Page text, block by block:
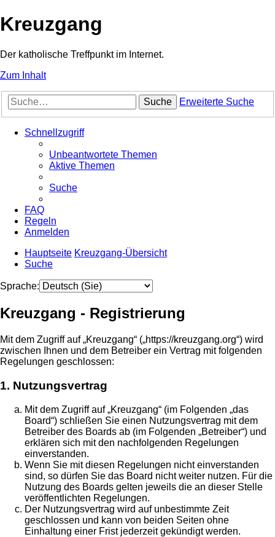
Kreuzgang
Der katholische Treffpunkt im Internet.
Zum Inhalt
Suche Erweiterte Suche
Schnellzugriff
Unbeantwortete Themen
Aktive Themen
Suche
FAQ
Regeln
Anmelden
Hauptseite Kreuzgang-Übersicht
Suche
Sprache:
Kreuzgang - Registrierung
Mit dem Zugriff auf „Kreuzgang“ („https://kreuzgang.org“) wird
zwischen Ihnen und dem Betreiber ein Vertrag mit folgenden
Regelungen geschlossen:
1. Nutzungsvertrag
Mit dem Zugriff auf „Kreuzgang“ (im Folgenden „das
Board“) schließen Sie einen Nutzungsvertrag mit dem
Betreiber des Boards ab (im Folgenden „Betreiber“) und
erklären sich mit den nachfolgenden Regelungen
einverstanden.
Wenn Sie mit diesen Regelungen nicht einverstanden
sind, so dürfen Sie das Board nicht weiter nutzen. Für die
Nutzung des Boards gelten jeweils die an dieser Stelle
veröffentlichten Regelungen.
Der Nutzungsvertrag wird auf unbestimmte Zeit
geschlossen und kann von beiden Seiten ohne
Einhaltung einer Frist jederzeit gekündigt werden.